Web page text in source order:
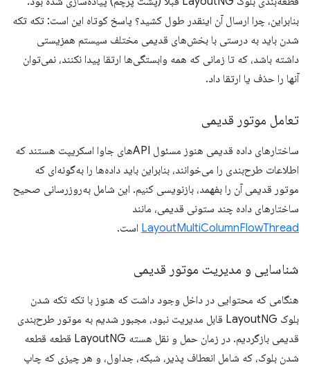
بنابراین، چرا ارسال آن اینقدر طول کشید؟ پاسخ کوتاه این است: تکه تکه
شدن باید به درستی با بخش‌های قدیمی مختلف سیستم همزیستی
داشته باشد، که تا زمانی که همه وابستگی‌ها ارتقا پیدا نکنند، نمی‌توان
آنها را حذف یا ارتقا داد.
تعامل موتور قدیمی
ساختارهای داده قدیمی هنوز مسئول APIهای جاوا اسکریپت هستند که
اطلاعات طرح‌بندی را می‌خوانند، بنابراین باید داده‌ها را به‌گونه‌ای که
موتور قدیمی آن را بفهمد، بازنویسی کنیم. این شامل به‌روزرسانی صحیح
ساختارهای داده چند ستونی قدیمی، مانند
LayoutMultiColumnFlowThread است.
شناسایی و مدیریت موتور قدیمی
هنگامی که محتوایی در داخل وجود داشت که هنوز با تکه تکه شدن
بلوک LayoutNG قابل مدیریت نبود، مجبور شدیم به موتور طرح‌بندی
قدیمی بازگردیم. در زمان حمل و نقل هسته LayoutNG قطعه قطعه
شدن بلوک، که شامل انعطاف پذیر، شبکه، جداول، و هر چیزی که چاپ